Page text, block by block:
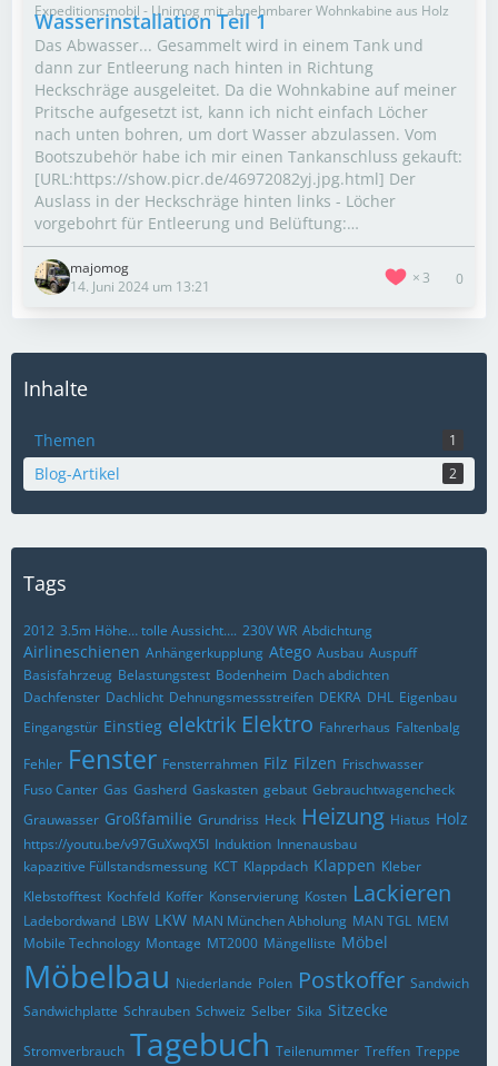
Expeditionsmobil - Unimog mit abnehmbarer Wohnkabine aus Holz
Wasserinstallation Teil 1
Das Abwasser... Gesammelt wird in einem Tank und
dann zur Entleerung nach hinten in Richtung
Heckschräge ausgeleitet. Da die Wohnkabine auf meiner
Pritsche aufgesetzt ist, kann ich nicht einfach Löcher
nach unten bohren, um dort Wasser abzulassen. Vom
Bootszubehör habe ich mir einen Tankanschluss gekauft:
[URL:https://show.picr.de/46972082yj.jpg.html] Der
Auslass in der Heckschräge hinten links - Löcher
vorgebohrt für Entleerung und Belüftung:…
majomog
14. Juni 2024 um 13:21
3 0
Inhalte
Themen 1
Blog-Artikel 2
Tags
2012 3.5m Höhe… tolle Aussicht…. 230V WR Abdichtung
Airlineschienen Anhängerkupplung Atego Ausbau Auspuff
Basisfahrzeug Belastungstest Bodenheim Dach abdichten
Dachfenster Dachlicht Dehnungsmessstreifen DEKRA DHL Eigenbau
Eingangstür Einstieg elektrik Elektro Fahrerhaus Faltenbalg
Fehler Fenster Fensterrahmen Filz Filzen Frischwasser
Fuso Canter Gas Gasherd Gaskasten gebaut Gebrauchtwagencheck
Grauwasser Großfamilie Grundriss Heck Heizung Hiatus Holz
https://youtu.be/v97GuXwqX5I Induktion Innenausbau
kapazitive Füllstandsmessung KCT Klappdach Klappen Kleber
Klebstofftest Kochfeld Koffer Konservierung Kosten Lackieren
Ladebordwand LBW LKW MAN München Abholung MAN TGL MEM
Mobile Technology Montage MT2000 Mängelliste Möbel
Möbelbau Niederlande Polen Postkoffer Sandwich
Sandwichplatte Schrauben Schweiz Selber Sika Sitzecke
Stromverbrauch Tagebuch Teilenummer Treffen Treppe